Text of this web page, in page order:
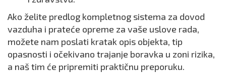
Ako želite predlog kompletnog sistema za dovod
vazduha i prateće opreme za vaše uslove rada,
možete nam poslati kratak opis objekta, tip
opasnosti i očekivano trajanje boravka u zoni rizika,
a naš tim će pripremiti praktičnu preporuku.